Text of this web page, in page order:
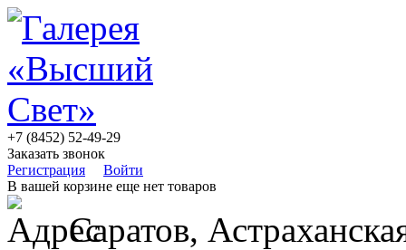
+7 (8452) 52-49-29
Заказать звонок
Регистрация
Войти
В вашей корзине еще нет товаров
Саратов,